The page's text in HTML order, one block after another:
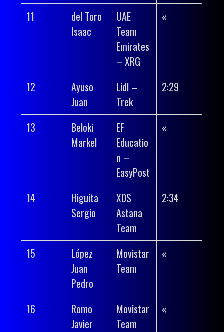
11
del Toro
Isaac
UAE
Team
Emirates
– XRG
«
12
Ayuso
Juan
Lidl –
Trek
2:29
13
Beloki
Markel
EF
Educatio
n –
EasyPost
«
14
Higuita
Sergio
XDS
Astana
Team
2:34
15
López
Juan
Pedro
Movistar
Team
«
16
Romo
Javier
Movistar
Team
«